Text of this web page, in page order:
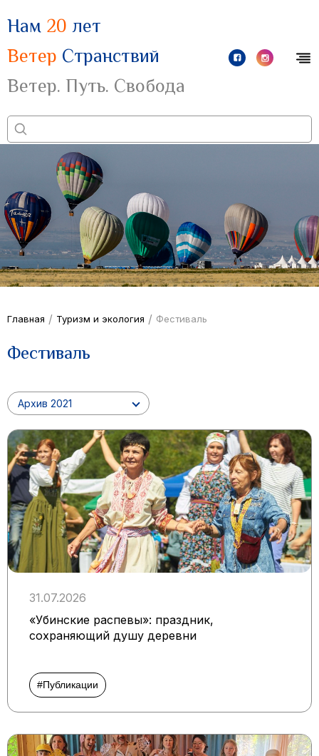
Нам 20 лет
Ветер Странствий
Ветер. Путь. Свобода
Главная / Туризм и экология / Фестиваль
Фестиваль
Архив 2021
31.07.2026
«Убинские распевы»: праздник,
сохраняющий душу деревни
#Публикации